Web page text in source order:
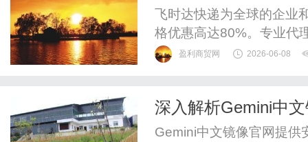
递_上飞时达快递官
飞时达快递为全球的企业
格优惠高达80%。专业代
递、UPS国际快递、
DHL国际快递公司小...
盈利商贸网 2026-06-08
深入解析Gemini中
Gemini中文镜像官网提供